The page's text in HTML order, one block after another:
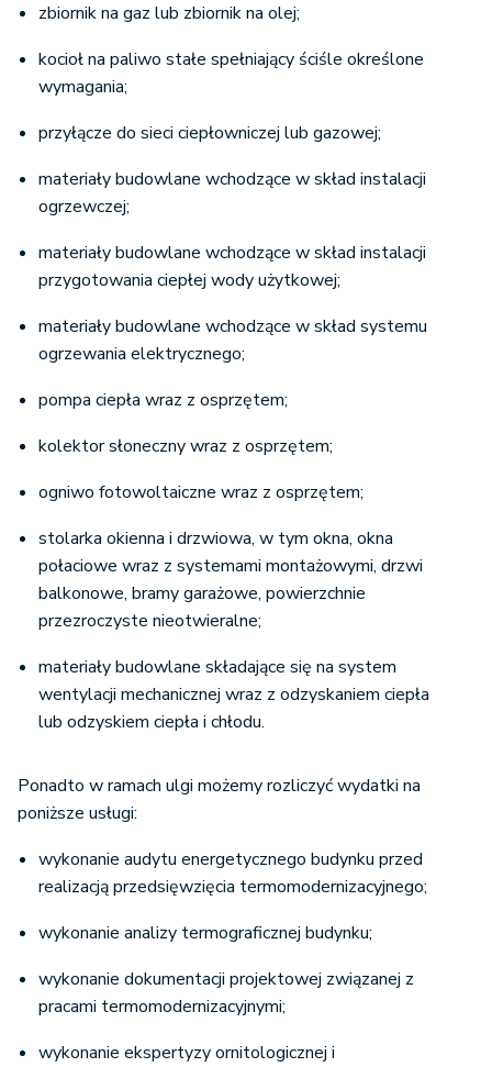
zbiornik na gaz lub zbiornik na olej;
kocioł na paliwo stałe spełniający ściśle określone
wymagania;
przyłącze do sieci ciepłowniczej lub gazowej;
materiały budowlane wchodzące w skład instalacji
ogrzewczej;
materiały budowlane wchodzące w skład instalacji
przygotowania ciepłej wody użytkowej;
materiały budowlane wchodzące w skład systemu
ogrzewania elektrycznego;
pompa ciepła wraz z osprzętem;
kolektor słoneczny wraz z osprzętem;
ogniwo fotowoltaiczne wraz z osprzętem;
stolarka okienna i drzwiowa, w tym okna, okna
połaciowe wraz z systemami montażowymi, drzwi
balkonowe, bramy garażowe, powierzchnie
przezroczyste nieotwieralne;
materiały budowlane składające się na system
wentylacji mechanicznej wraz z odzyskaniem ciepła
lub odzyskiem ciepła i chłodu.
Ponadto w ramach ulgi możemy rozliczyć wydatki na
poniższe usługi:
wykonanie audytu energetycznego budynku przed
realizacją przedsięwzięcia termomodernizacyjnego;
wykonanie analizy termograficznej budynku;
wykonanie dokumentacji projektowej związanej z
pracami termomodernizacyjnymi;
wykonanie ekspertyzy ornitologicznej i